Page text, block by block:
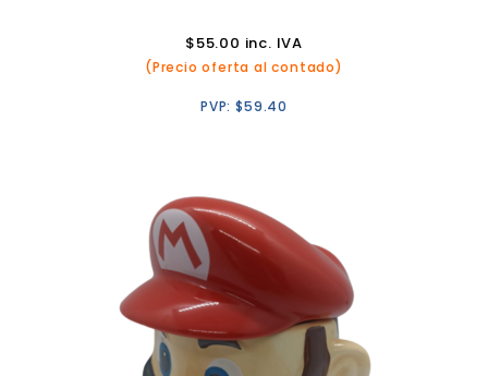
$55.00 inc. IVA
(Precio oferta al contado)
PVP:$59.40